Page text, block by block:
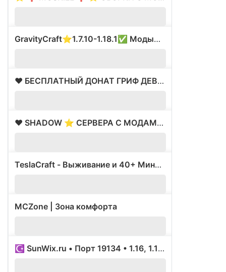
GravityCraft⭐1.7.10-1.18.1✅ Моды⭐Был ВАЙП⚡
❤️ БЕСПЛАТНЫЙ ДОНАТ ГРИФ ДЕВУШКИ ⚡
❤️ SHADOW ⭐ СЕРВЕРА С МОДАМИ ✅ ВАЙП 16.05
TeslaCraft - Выживание и 40+ Мини-игр
MCZone | Зона комфорта
☪️ SunWix.ru • Порт 19134 • 1.16, 1.17, 1.18 ☪️